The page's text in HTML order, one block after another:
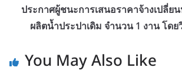
ประกาศผู้ชนะการเสนอราคาจ้างเปลี่ย
ผลิตน้ำประปาเดิม จำนวน 1 งาน โดย
You May Also Like